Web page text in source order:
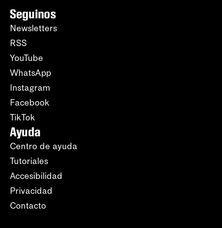
Seguinos
Newsletters
RSS
YouTube
WhatsApp
Instagram
Facebook
TikTok
Ayuda
Centro de ayuda
Tutoriales
Accesibilidad
Privacidad
Contacto